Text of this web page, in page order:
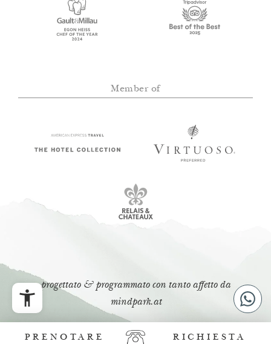
PRENOTARE RICHIESTA
Member of
progettato & programmato con tanto affetto da
mindpark.at